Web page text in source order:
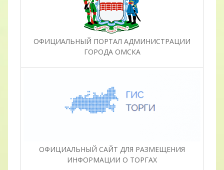
ОФИЦИАЛЬНЫЙ ПОРТАЛ АДМИНИСТРАЦИИ
ГОРОДА ОМСКА
ОФИЦИАЛЬНЫЙ САЙТ ДЛЯ РАЗМЕЩЕНИЯ
ИНФОРМАЦИИ О ТОРГАХ